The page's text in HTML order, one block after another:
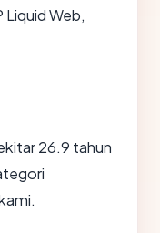
Web,
26.9 tahun